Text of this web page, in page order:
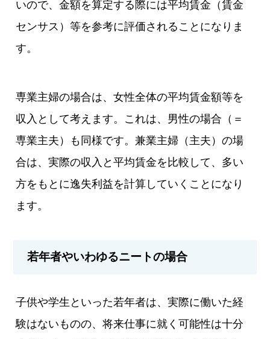
いので、金額を算定する際には平均賃金（賃金
センサス）等を参考に評価されることになりま
す。
専業主婦の場合は、女性全体の平均賃金額等を
収入として考えます。これは、男性の場合（＝
専業主夫）も同様です。兼業主婦（主夫）の場
合は、実際の収入と平均賃金を比較して、多い
方をもとに逸失利益を計算していくことになり
ます。
若年者やいわゆるニートの場合
子供や学生といった若年者は、実際に働いた経
験はないものの、将来仕事に就く可能性は十分